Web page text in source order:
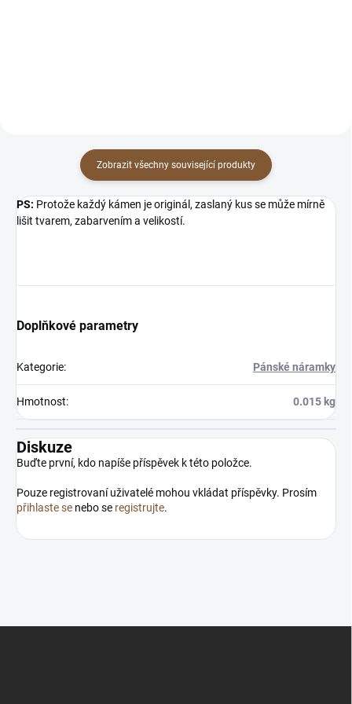
Zobrazit všechny související produkty
PS: Protože každý kámen je originál, zaslaný kus se může mírně
lišit tvarem, zabarvením a velikostí.
Doplňkové parametry
Kategorie: Pánské náramky
Hmotnost: 0.015 kg
Diskuze
Buďte první, kdo napíše příspěvek k této položce.
Pouze registrovaní uživatelé mohou vkládat příspěvky. Prosím
přihlaste se nebo se registrujte.